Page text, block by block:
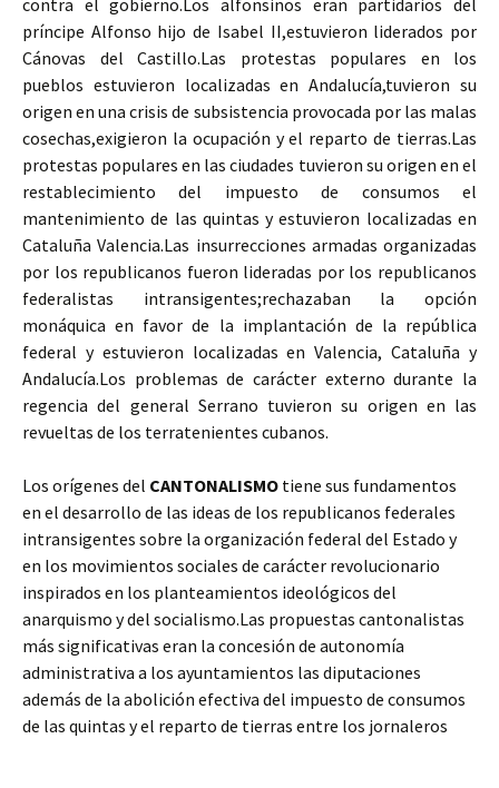
contra el gobierno.Los alfonsinos eran partidarios del
príncipe Alfonso hijo de Isabel II,estuvieron liderados por
Cánovas del Castillo.Las protestas populares en los
pueblos estuvieron localizadas en Andalucía,tuvieron su
origen en una crisis de subsistencia provocada por las malas
cosechas,exigieron la ocupación y el reparto de tierras.Las
protestas populares en las ciudades tuvieron su origen en el
restablecimiento del impuesto de consumos el
mantenimiento de las quintas y estuvieron localizadas en
Cataluña Valencia.Las insurrecciones armadas organizadas
por los republicanos fueron lideradas por los republicanos
federalistas intransigentes;rechazaban la opción
monáquica en favor de la implantación de la república
federal y estuvieron localizadas en Valencia, Cataluña y
Andalucía.Los problemas de carácter externo durante la
regencia del general Serrano tuvieron su origen en las
revueltas de los terratenientes cubanos.
Los orígenes del CANTONALISMO tiene sus fundamentos
en el desarrollo de las ideas de los republicanos federales
intransigentes sobre la organización federal del Estado y
en los movimientos sociales de carácter revolucionario
inspirados en los planteamientos ideológicos del
anarquismo y del socialismo.Las propuestas cantonalistas
más significativas eran la concesión de autonomía
administrativa a los ayuntamientos las diputaciones
además de la abolición efectiva del impuesto de consumos
de las quintas y el reparto de tierras entre los jornaleros